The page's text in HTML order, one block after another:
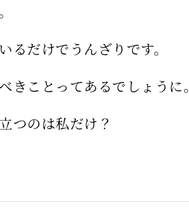
だけでうんざりです。
ことってあるでしょうに。
つのは私だけ？